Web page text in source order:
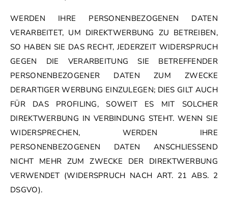
WERDEN IHRE PERSONENBEZOGENEN DATEN
VERARBEITET, UM DIREKTWERBUNG ZU BETREIBEN,
SO HABEN SIE DAS RECHT, JEDERZEIT WIDERSPRUCH
GEGEN DIE VERARBEITUNG SIE BETREFFENDER
PERSONENBEZOGENER DATEN ZUM ZWECKE
DERARTIGER WERBUNG EINZULEGEN; DIES GILT AUCH
FÜR DAS PROFILING, SOWEIT ES MIT SOLCHER
DIREKTWERBUNG IN VERBINDUNG STEHT. WENN SIE
WIDERSPRECHEN, WERDEN IHRE
PERSONENBEZOGENEN DATEN ANSCHLIESSEND
NICHT MEHR ZUM ZWECKE DER DIREKTWERBUNG
VERWENDET (WIDERSPRUCH NACH ART. 21 ABS. 2
DSGVO).